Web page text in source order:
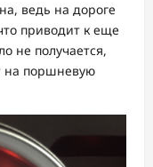
ведь на дороге
приводит к еще
не получается,
на поршневую